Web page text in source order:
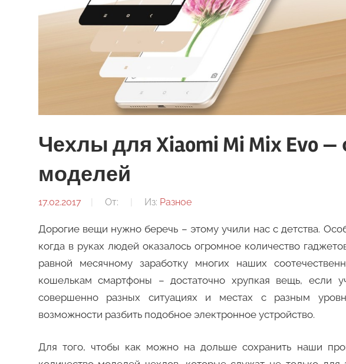
Чехлы для Xiaomi Mi Mix Evo
моделей
17.02.2017 От: Из: Разное
Дорогие вещи нужно беречь – этому учили нас с детства.
когда в руках людей оказалось огромное количество
равной месячному заработку многих наших
кошелькам смартфоны – достаточно хрупкая вещь, если
совершенно разных ситуациях и местах с разным
возможности разбить подобное электронное устройство.
Для того, чтобы как можно на дольше сохранить наши